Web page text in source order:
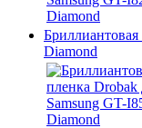
Diamond